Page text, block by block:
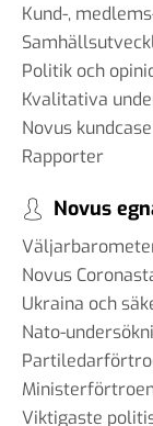
Kund-,
Politik och
Kvalitativa
Novus kundcase
Rapporter
Novus
Novus
Ukraina och
Nato-
Viktigaste